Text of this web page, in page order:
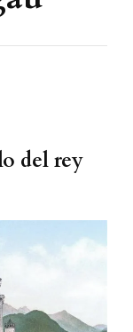
del rey